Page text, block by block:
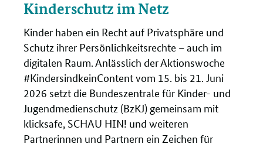
Kinderschutz im Netz
Kinder haben ein Recht auf Privatsphäre und
Schutz ihrer Persönlichkeitsrechte – auch im
digitalen Raum. Anlässlich der Aktionswoche
#KindersindkeinContent vom 15. bis 21. Juni
2026 setzt die Bundeszentrale für Kinder- und
Jugendmedienschutz (BzKJ) gemeinsam mit
klicksafe, SCHAU HIN! und weiteren
Partnerinnen und Partnern ein Zeichen für